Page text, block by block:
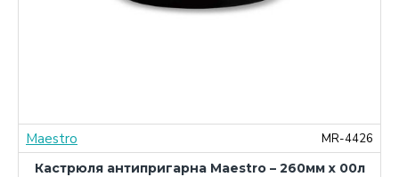
Maestro
MR-4426
Кастрюля антипригарна Maestro – 260мм x 00л